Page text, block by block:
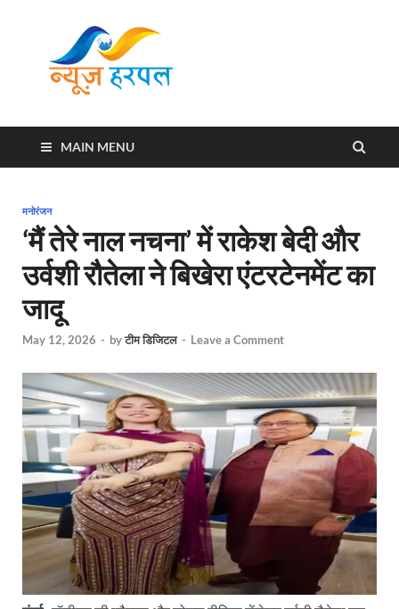
MAIN MENU
मनोरंजन
‘मैं तेरे नाल नचना’ में राकेश बेदी और
उर्वशी रौतेला ने बिखेरा एंटरटेनमेंट का
जादू
May 12, 2026 - byटीम डिजिटल - Leave a Comment